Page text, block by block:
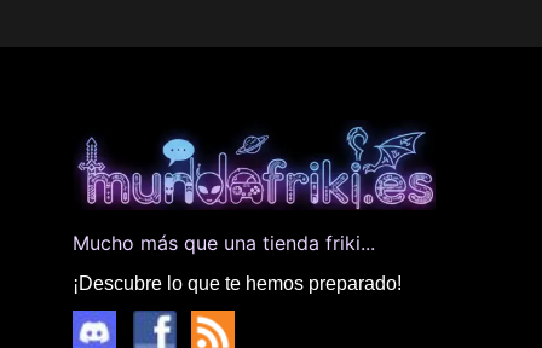
Mucho más que una tienda friki...
¡Descubre lo que te hemos preparado!